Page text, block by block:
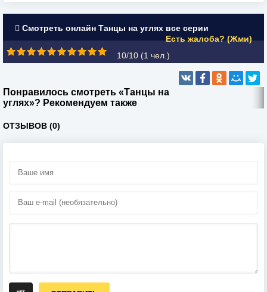
Смотреть онлайн Танцы на углях все серии
Есть жалоба? (Жми)
10/10 (1 чел.)
Понравилось смотреть «Танцы на
углях»? Рекомендуем также
ОТЗЫВОВ (0)